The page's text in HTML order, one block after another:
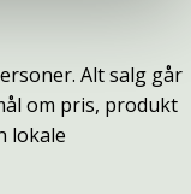
Alt salg går
om pris, produkt
lokale